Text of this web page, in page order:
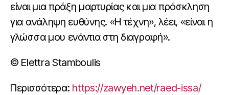
είναι μια πράξη μαρτυρίας και μια πρόσκληση
για ανάληψη ευθύνης. «Η τέχνη», λέει, «είναι η
γλώσσα μου ενάντια στη διαγραφή».
© Elettra Stamboulis
Περισσότερα: https://zawyeh.net/raed-issa/